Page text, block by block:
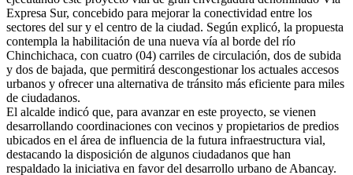
Expresa Sur, concebido para mejorar la conectividad entre los
sectores del sur y el centro de la ciudad. Según explicó, la propuesta
contempla la habilitación de una nueva vía al borde del río
Chinchichaca, con cuatro (04) carriles de circulación, dos de subida
y dos de bajada, que permitirá descongestionar los actuales accesos
urbanos y ofrecer una alternativa de tránsito más eficiente para miles
de ciudadanos.
El alcalde indicó que, para avanzar en este proyecto, se vienen
desarrollando coordinaciones con vecinos y propietarios de predios
ubicados en el área de influencia de la futura infraestructura vial,
destacando la disposición de algunos ciudadanos que han
respaldado la iniciativa en favor del desarrollo urbano de Abancay.